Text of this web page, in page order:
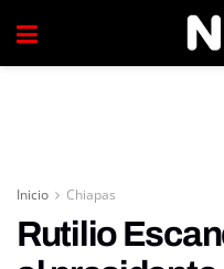
Inicio Chiapas
Rutilio